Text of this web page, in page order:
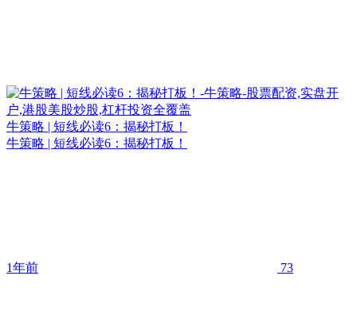
牛策略 | 短线必读6：揭秘打板！
牛策略 | 短线必读6：揭秘打板！
1年前 73